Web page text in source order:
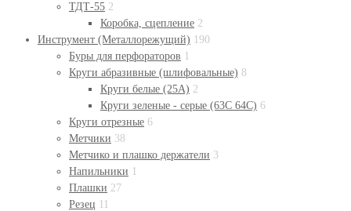
ТДТ-55 2
Коробка, сцепление 2
Инструмент (Металлорежущий) 190
Буры для перфораторов 1
Круги абразивные (шлифовальные) 8
Круги белые (25А) 2
Круги зеленые - серые (63С 64С) 6
Круги отрезные 6
Метчики 38
Метчико и плашко держатели 3
Напильники 1
Плашки 27
Резец 11